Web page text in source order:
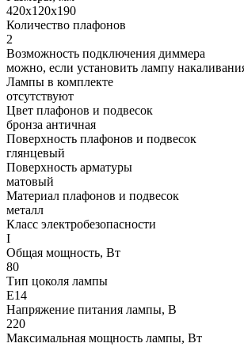
420x120x190
Количество плафонов
2
Возможность подключения диммера
можно, если установить лампу
Лампы в комплекте
отсутствуют
Цвет плафонов и подвесок
бронза античная
Поверхность плафонов и подвесок
глянцевый
Поверхность арматуры
матовый
Материал плафонов и подвесок
металл
Класс электробезопасности
I
Общая мощность, Вт
80
Тип цоколя лампы
E14
Напряжение питания лампы, В
220
Максимальная мощность лампы, Вт